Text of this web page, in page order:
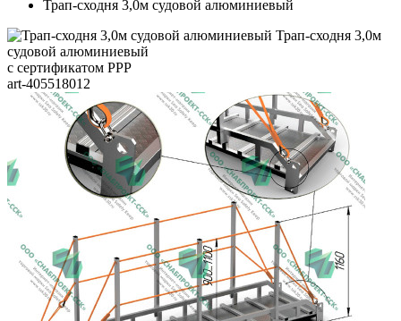
Трап-сходня 3,0м судовой алюминиевый
Трап-сходня 3,0м
судовой алюминиевый
с сертификатом РРР
art-405518012